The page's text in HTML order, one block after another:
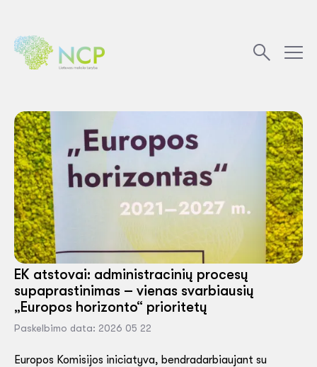
EK atstovai: administracinių procesų
supaprastinimas – vienas svarbiausių
„Europos horizonto“ prioritetų
Paskelbimo data: 2026 05 22
Europos Komisijos iniciatyva, bendradarbiaujant su